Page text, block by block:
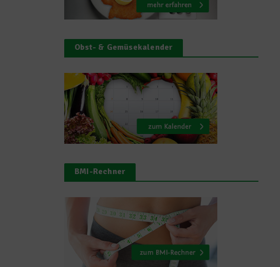
Obst- & Gemüsekalender
BMI-Rechner